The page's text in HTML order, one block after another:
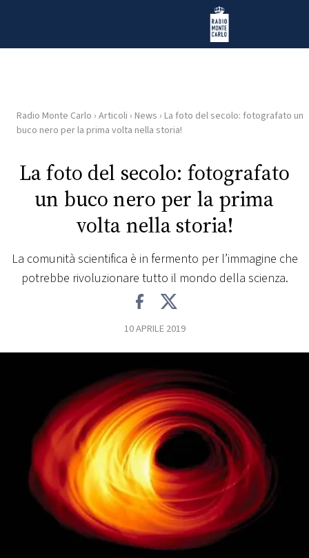
Radio Monte Carlo
HOME
RADIO
WEB
PLAYLIST
EVENTI
VIDEO
TV
PRINCIPATO
Radio Monte Carlo › Articoli › News › La foto del secolo: fotografato un
buco nero per la prima volta nella storia!
La foto del secolo: fotografato
un buco nero per la prima
volta nella storia!
La comunità scientifica è in fermento per l’immagine che
potrebbe rivoluzionare tutto il mondo della scienza.
10 APRILE 2019